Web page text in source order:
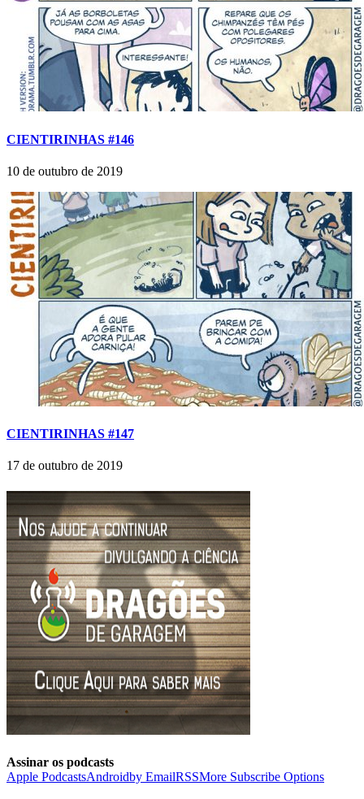
CIENTIRINHAS #146
10 de outubro de 2019
CIENTIRINHAS #147
17 de outubro de 2019
Assinar os podcasts
Apple PodcastsAndroidby EmailRSSMore Subscribe Options